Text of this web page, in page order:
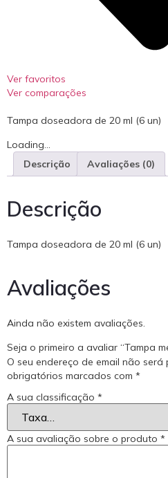
Ver favoritos
Ver comparações
Tampa doseadora de 20 ml (6 un)
Loading...
Descrição
Avaliações (0)
Descrição
Tampa doseadora de 20 ml (6 un)
Avaliações
Ainda não existem avaliações.
Seja o primeiro a avaliar “Tampa
O seu endereço de email não será
obrigatórios marcados com *
A sua classificação *
A sua avaliação sobre o produto *